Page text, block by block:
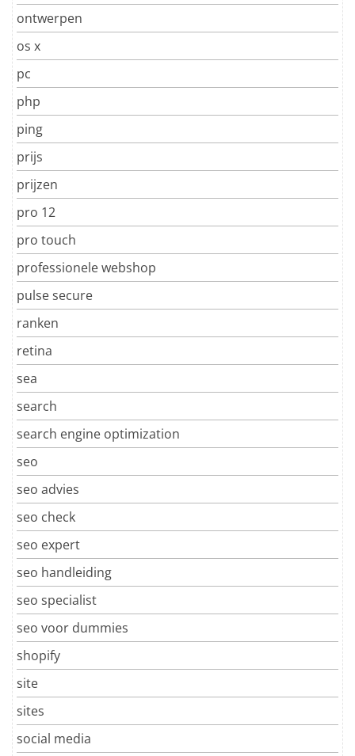
ontwerpen
os x
pc
php
ping
prijs
prijzen
pro 12
pro touch
professionele webshop
pulse secure
ranken
retina
sea
search
search engine optimization
seo
seo advies
seo check
seo expert
seo handleiding
seo specialist
seo voor dummies
shopify
site
sites
social media